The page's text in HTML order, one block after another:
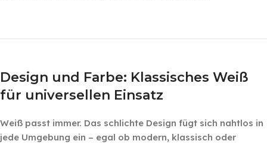
Design und Farbe: Klassisches Weiß
für universellen Einsatz
Weiß passt immer. Das schlichte Design fügt sich nahtlos in
jede Umgebung ein – egal ob modern, klassisch oder